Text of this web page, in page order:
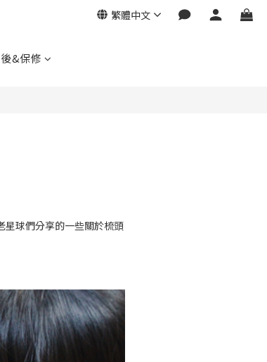
繁體中文
&保修
星球們分享的一些關於梳頭